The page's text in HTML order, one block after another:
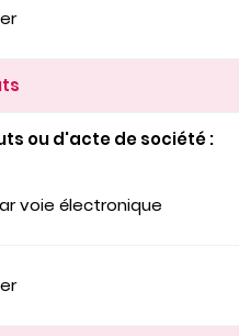
ou d'acte de société :
voie électronique